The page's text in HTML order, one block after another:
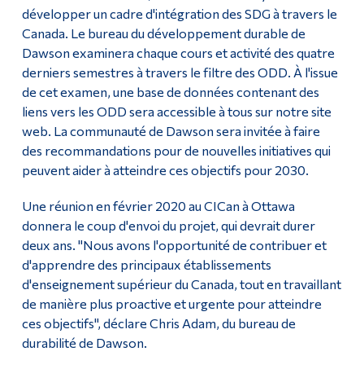
développer un cadre d'intégration des SDG à travers le
Canada. Le bureau du développement durable de
Dawson examinera chaque cours et activité des quatre
derniers semestres à travers le filtre des ODD. À l'issue
de cet examen, une base de données contenant des
liens vers les ODD sera accessible à tous sur notre site
web. La communauté de Dawson sera invitée à faire
des recommandations pour de nouvelles initiatives qui
peuvent aider à atteindre ces objectifs pour 2030.
Une réunion en février 2020 au CICan à Ottawa
donnera le coup d'envoi du projet, qui devrait durer
deux ans. "Nous avons l'opportunité de contribuer et
d'apprendre des principaux établissements
d'enseignement supérieur du Canada, tout en travaillant
de manière plus proactive et urgente pour atteindre
ces objectifs", déclare Chris Adam, du bureau de
durabilité de Dawson.